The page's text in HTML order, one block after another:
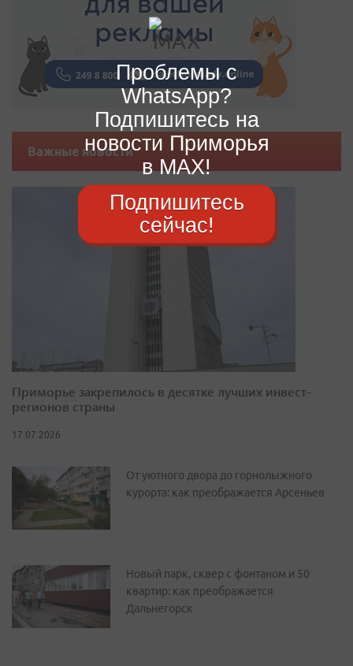
Важные новости
Приморье закрепилось в десятке лучших инвест-
регионов страны
17.07.2026
От уютного двора до горнолыжного
курорта: как преображается Арсеньев
Новый парк, сквер с фонтаном и 50
квартир: как преображается
Дальнегорск
Проблемы с
WhatsApp?
Подпишитесь на
новости Приморья
в MAX!
Подпишитесь
сейчас!